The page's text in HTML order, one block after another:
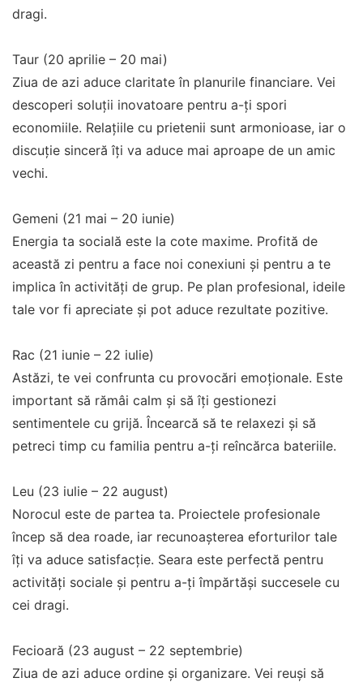
dragi.
Taur (20 aprilie – 20 mai)
Ziua de azi aduce claritate în planurile financiare. Vei
descoperi soluții inovatoare pentru a-ți spori
economiile. Relațiile cu prietenii sunt armonioase, iar o
discuție sinceră îți va aduce mai aproape de un amic
vechi.
Gemeni (21 mai – 20 iunie)
Energia ta socială este la cote maxime. Profită de
această zi pentru a face noi conexiuni și pentru a te
implica în activități de grup. Pe plan profesional, ideile
tale vor fi apreciate și pot aduce rezultate pozitive.
Rac (21 iunie – 22 iulie)
Astăzi, te vei confrunta cu provocări emoționale. Este
important să rămâi calm și să îți gestionezi
sentimentele cu grijă. Încearcă să te relaxezi și să
petreci timp cu familia pentru a-ți reîncărca bateriile.
Leu (23 iulie – 22 august)
Norocul este de partea ta. Proiectele profesionale
încep să dea roade, iar recunoașterea eforturilor tale
îți va aduce satisfacție. Seara este perfectă pentru
activități sociale și pentru a-ți împărtăși succesele cu
cei dragi.
Fecioară (23 august – 22 septembrie)
Ziua de azi aduce ordine și organizare. Vei reuși să